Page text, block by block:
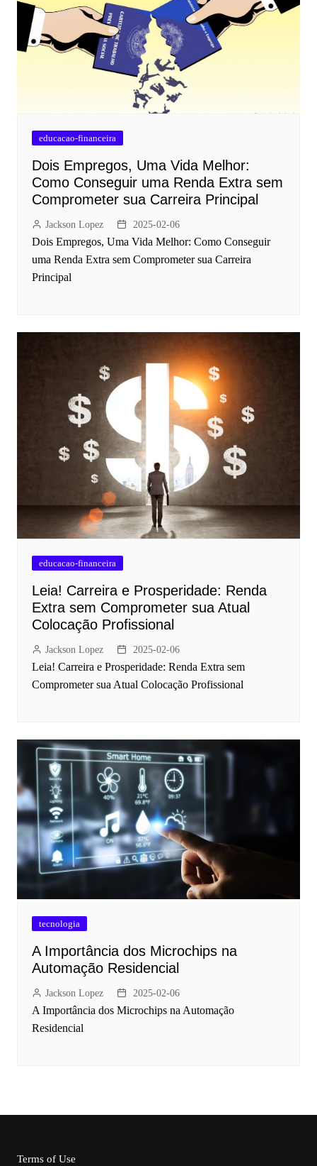
educacao-financeira
Dois Empregos, Uma Vida Melhor:
Como Conseguir uma Renda Extra sem
Comprometer sua Carreira Principal
Jackson Lopez 2025-02-06
Dois Empregos, Uma Vida Melhor: Como Conseguir
uma Renda Extra sem Comprometer sua Carreira
Principal
educacao-financeira
Leia! Carreira e Prosperidade: Renda
Extra sem Comprometer sua Atual
Colocação Profissional
Jackson Lopez 2025-02-06
Leia! Carreira e Prosperidade: Renda Extra sem
Comprometer sua Atual Colocação Profissional
tecnologia
A Importância dos Microchips na
Automação Residencial
Jackson Lopez 2025-02-06
A Importância dos Microchips na Automação
Residencial
Terms of Use